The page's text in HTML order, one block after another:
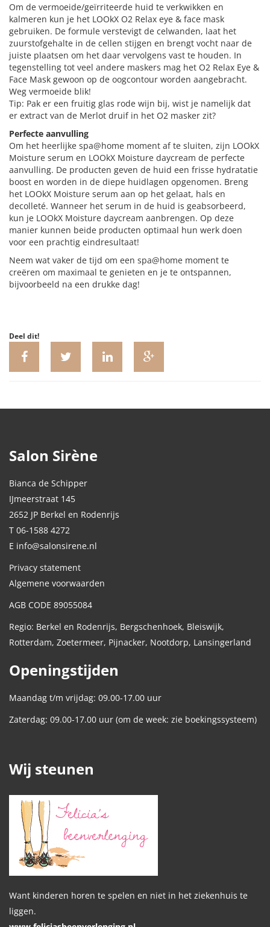
Om de vermoeide/geïrriteerde huid te verkwikken en
kalmeren kun je het LOOkX O2 Relax eye & face mask
gebruiken. De formule verstevigt de celwanden, laat het
zuurstofgehalte in de cellen stijgen en brengt vocht naar de
juiste plaatsen om het daar vervolgens vast te houden. In
tegenstelling tot veel andere maskers mag het O2 Relax Eye &
Face Mask gewoon op de oogcontour worden aangebracht.
Weg vermoeide blik!
Tip: Pak er een fruitig glas rode wijn bij, wist je namelijk dat
er extract van de Merlot druif in het O2 masker zit?
Perfecte aanvulling
Om het heerlijke spa@home moment af te sluiten, zijn LOOkX
Moisture serum en LOOkX Moisture daycream de perfecte
aanvulling. De producten geven de huid een frisse hydratatie
boost en worden in de diepe huidlagen opgenomen. Breng
het LOOkX Moisture serum aan op het gelaat, hals en
decolleté. Wanneer het serum in de huid is geabsorbeerd,
kun je LOOkX Moisture daycream aanbrengen. Op deze
manier kunnen beide producten optimaal hun werk doen
voor een prachtig eindresultaat!
Neem wat vaker de tijd om een spa@home moment te
creëren om maximaal te genieten en je te ontspannen,
bijvoorbeeld na een drukke dag!
Deel dit!
Salon Sirène
Bianca de Schipper
IJmeerstraat 145
2652 JP Berkel en Rodenrijs
T 06-1588 4272
E info@salonsirene.nl
Privacy statement
Algemene voorwaarden
AGB CODE 89055084
Regio: Berkel en Rodenrijs, Bergschenhoek, Bleiswijk,
Rotterdam, Zoetermeer, Pijnacker, Nootdorp, Lansingerland
Openingstijden
Maandag t/m vrijdag: 09.00-17.00 uur
Zaterdag: 09.00-17.00 uur (om de week: zie boekingssysteem)
Wij steunen
Want kinderen horen te spelen en niet in het ziekenhuis te
liggen.